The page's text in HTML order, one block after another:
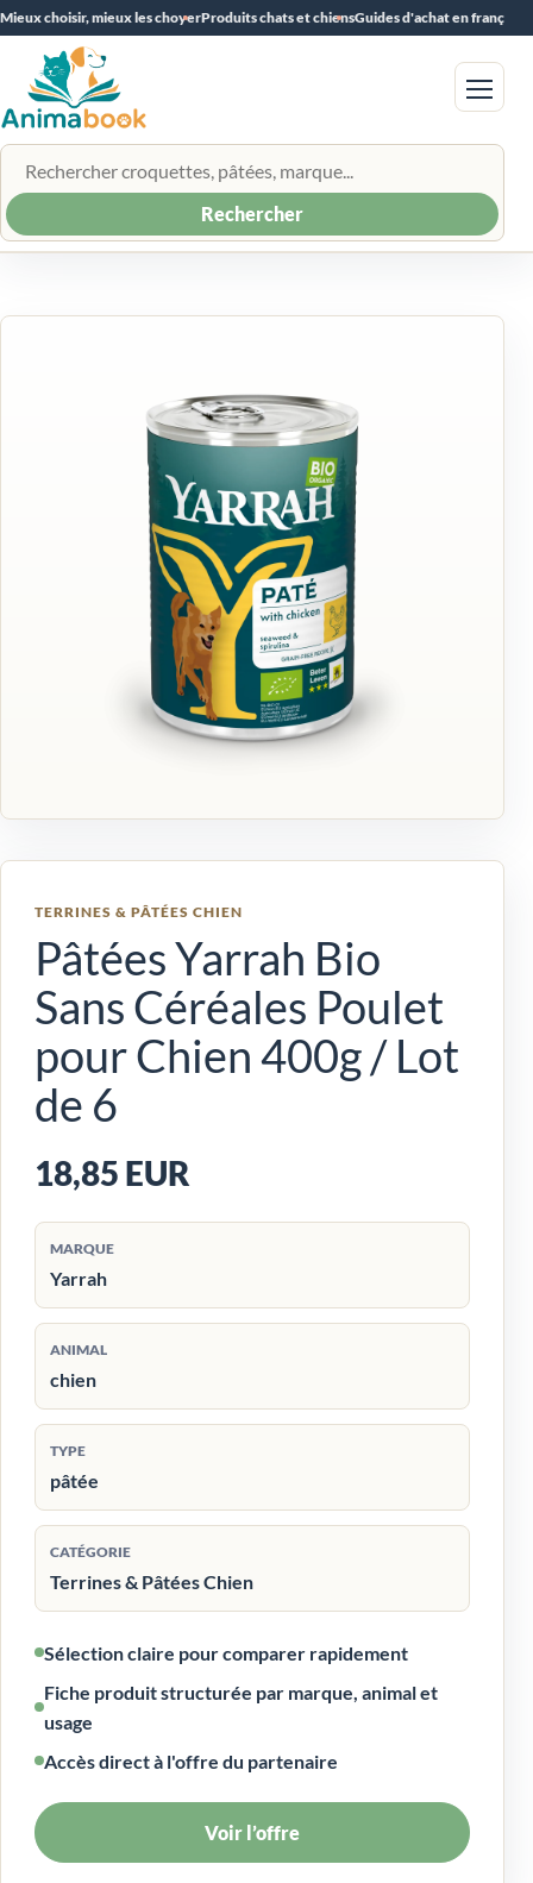
Mieux choisir, mieux les choyerProduits chats et chiensGuides d'achat en français
Rechercher un produit
Rechercher
Menu
TERRINES & PÂTÉES CHIEN
Pâtées Yarrah Bio
Sans Céréales Poulet
pour Chien 400g / Lot
de 6
18,85 EUR
MARQUE
Yarrah
ANIMAL
chien
TYPE
pâtée
CATÉGORIE
Terrines & Pâtées Chien
Sélection claire pour comparer rapidement
Fiche produit structurée par marque, animal et
usage
Accès direct à l'offre du partenaire
Voir l’offre